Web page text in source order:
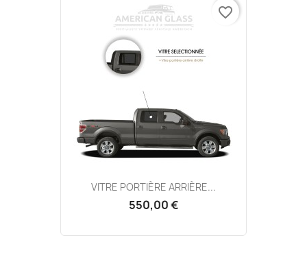
VITRE PORTIÈRE ARRIÈRE...
550,00 €
favorite_border